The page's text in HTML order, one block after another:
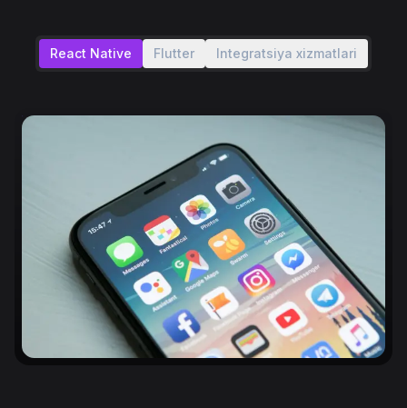
React Native Flutter Integratsiya xizmatlari